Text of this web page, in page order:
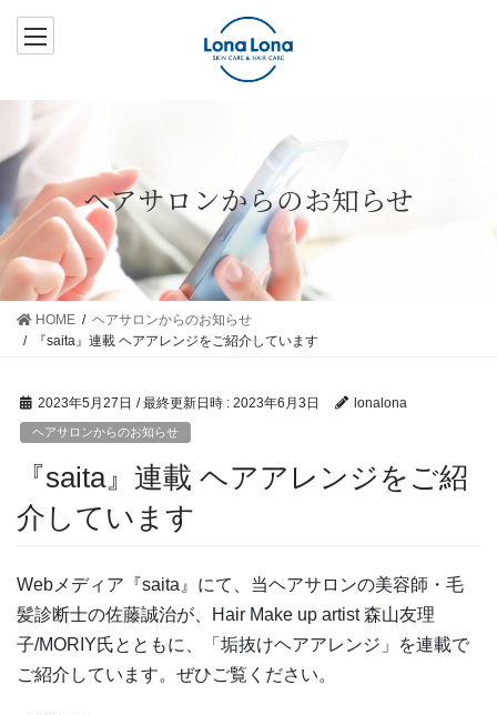
ッ
移
ヘアサロンからのお知らせ
HOME
ヘアサロンからのお知らせ
『saita』連載 ヘアアレンジをご紹介しています
2023年5月27日 / 最終更新日時 : 2023年6月3日 lonalona
ヘアサロンからのお知らせ
『saita』連載 ヘアアレンジをご紹
介しています
Webメディア『saita』にて、当ヘアサロンの美容師・毛
髪診断士の佐藤誠治が、Hair Make up artist 森山友理
子/MORIY氏とともに、「垢抜けヘアアレンジ」を連載で
ご紹介しています。ぜひご覧ください。